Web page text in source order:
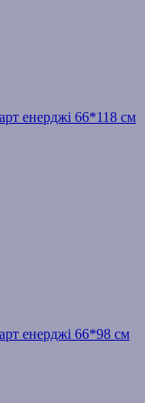
енерджі 66*118 см
енерджі 66*98 см